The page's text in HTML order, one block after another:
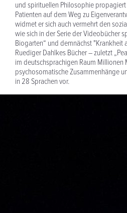
und spirituellen Philosophie
Patienten auf dem Weg zu
widmet er sich auch vermehrt den
wie sich in der Serie der Videobücher
Biogarten“ und demnächst "Krankheit
Ruediger Dahlkes Bücher – zuletzt
im deutschsprachigen Raum
psychosomatische Zusammenhänge
in 28 Sprachen vor.